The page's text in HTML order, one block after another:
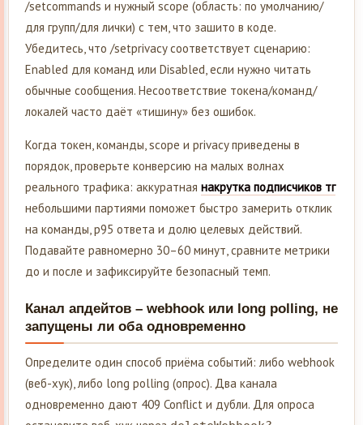
/setcommands и нужный scope (область: по умолчанию/
для групп/для лички) с тем, что зашито в коде.
Убедитесь, что /setprivacy соответствует сценарию:
Enabled для команд или Disabled, если нужно читать
обычные сообщения. Несоответствие токена/команд/
локалей часто даёт «тишину» без ошибок.
Когда токен, команды, scope и privacy приведены в
порядок, проверьте конверсию на малыx волнах
реального трафика: аккуратная накрутка подписчиков тг
небольшими партиями поможет быстро замерить отклик
на команды, p95 ответа и долю целевых действий.
Подавайте равномерно 30–60 минут, сравните метрики
до и после и зафиксируйте безопасный темп.
Канал апдейтов – webhook или long polling, не
запущены ли оба одновременно
Определите один способ приёма событий: либо webhook
(веб-хук), либо long polling (опрос). Два канала
одновременно дают 409 Conflict и дубли. Для опроса